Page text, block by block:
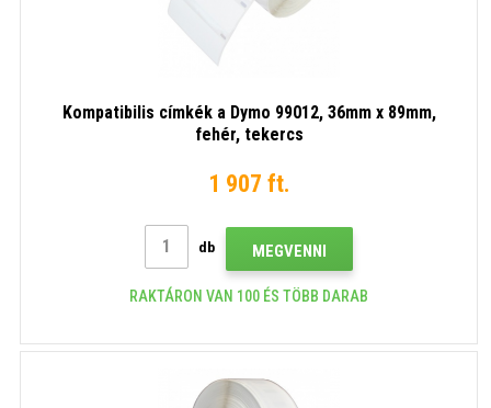
Kompatibilis címkék a Dymo 99012, 36mm x 89mm,
fehér, tekercs
1 907 ft.
db MEGVENNI
RAKTÁRON VAN 100 ÉS TÖBB DARAB